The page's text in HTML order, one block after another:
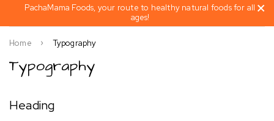
PachaMama Foods, your route to healthy natural foods for all
ages!
Typography
Home Typography
Heading